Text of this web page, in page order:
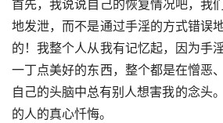
首先，我说说自己的恢复情况吧，我
地发泄，而不是通过手淫的方式错误
的！我整个人从我有记忆起，因为手
一丁点美好的东西，整个都是在憎恶
自己的头脑中总有别人想害我的念头
的人的真心忏悔。